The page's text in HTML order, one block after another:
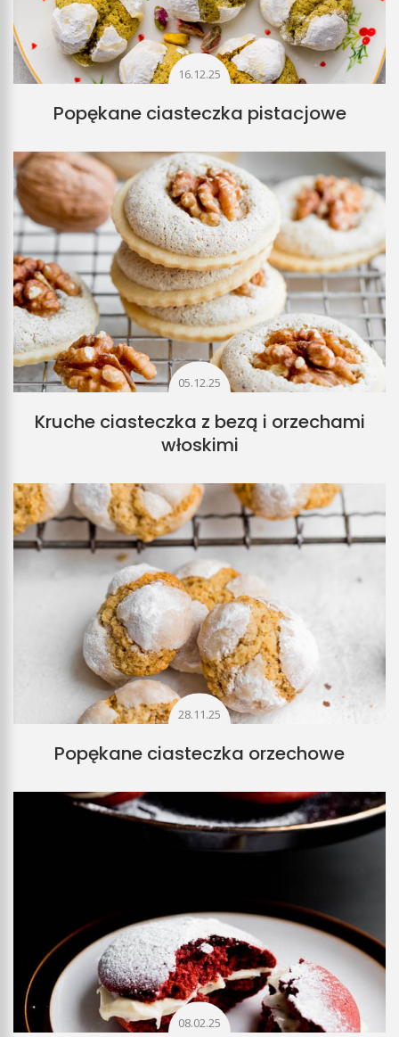
16.12.25
Popękane ciasteczka pistacjowe
05.12.25
Kruche ciasteczka z bezą i orzechami
włoskimi
28.11.25
Popękane ciasteczka orzechowe
08.02.25